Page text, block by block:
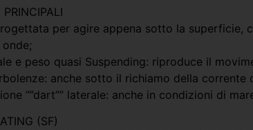
per agire appena sotto la superficie,
e peso quasi Suspending: riproduce il
anche sotto il richiamo della corrente
“”dart”” laterale: anche in condizioni di
(SF)